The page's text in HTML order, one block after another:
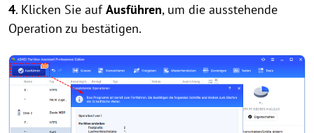
4. Klicken Sie aufAusführen, um die ausstehende
Operation zu bestätigen.